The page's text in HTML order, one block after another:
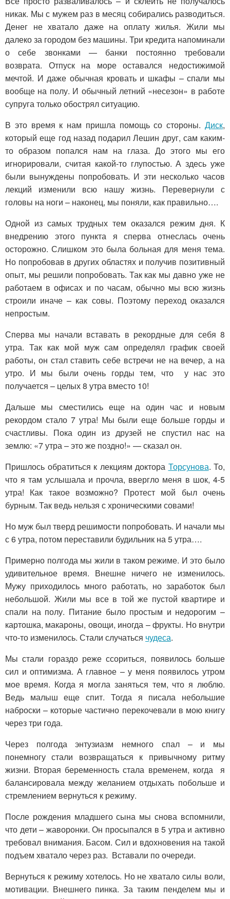
никак. Мы с мужем раз в месяц собирались разводиться.
Денег не хватало даже на оплату жилья. Жили мы
далеко за городом без машины. Три кредита напоминали
о себе звонками — банки постоянно требовали
возврата. Отпуск на море оставался недостижимой
мечтой. И даже обычная кровать и шкафы – спали мы
вообще на полу. И обычный летний «несезон» в работе
супруга только обострял ситуацию.
В это время к нам пришла помощь со стороны. Диск,
который еще год назад подарил Лешин друг, сам каким-
то образом попался нам на глаза. До этого мы его
игнорировали, считая какой-то глупостью. А здесь уже
были вынуждены попробовать. И эти несколько часов
лекций изменили всю нашу жизнь. Перевернули с
головы на ноги – наконец, мы поняли, как правильно….
Одной из самых трудных тем оказался режим дня. К
внедрению этого пункта я сперва отнеслась очень
осторожно. Слишком это была больная для меня тема.
Но попробовав в других областях и получив позитивный
опыт, мы решили попробовать. Так как мы давно уже не
работаем в офисах и по часам, обычно мы всю жизнь
строили иначе – как совы. Поэтому переход оказался
непростым.
Сперва мы начали вставать в рекордные для себя 8
утра. Так как мой муж сам определял график своей
работы, он стал ставить себе встречи не на вечер, а на
утро. И мы были очень горды тем, что у нас это
получается – целых 8 утра вместо 10!
Дальше мы сместились еще на один час и новым
рекордом стало 7 утра! Мы были еще больше горды и
счастливы. Пока один из друзей не спустил нас на
землю: «7 утра – это же поздно!» — сказал он.
Пришлось обратиться к лекциям доктора Торсунова. То,
что я там услышала и прочла, ввергло меня в шок, 4-5
утра! Как такое возможно? Протест мой был очень
бурным. Так ведь нельзя с хроническими совами!
Но муж был тверд решимости попробовать. И начали мы
с 6 утра, потом переставили будильник на 5 утра….
Примерно полгода мы жили в таком режиме. И это было
удивительное время. Внешне ничего не изменилось.
Мужу приходилось много работать, но заработок был
небольшой. Жили мы все в той же пустой квартире и
спали на полу. Питание было простым и недорогим –
картошка, макароны, овощи, иногда – фрукты. Но внутри
что-то изменилось. Стали случаться чудеса.
Мы стали гораздо реже ссориться, появилось больше
сил и оптимизма. А главное – у меня появилось утром
мое время. Когда я могла заняться тем, что я люблю.
Ведь малыш еще спит. Тогда я писала небольшие
наброски – которые частично перекочевали в мою книгу
через три года.
Через полгода энтузиазм немного спал – и мы
понемногу стали возвращаться к привычному ритму
жизни. Вторая беременность стала временем, когда я
балансировала между желанием отдыхать побольше и
стремлением вернуться к режиму.
После рождения младшего сына мы снова вспомнили,
что дети – жаворонки. Он просыпался в 5 утра и активно
требовал внимания. Басом. Сил и вдохновения на такой
подъем хватало через раз. Вставали по очереди.
Вернуться к режиму хотелось. Но не хватало силы воли,
мотивации. Внешнего пинка. За таким пенделем мы и